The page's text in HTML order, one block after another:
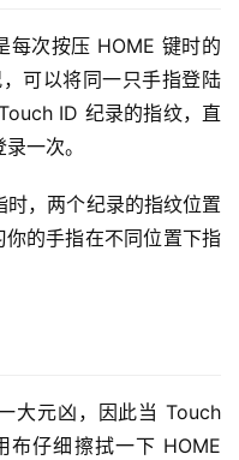
每次按压 HOME 键时的
可以将同一只手指登陆
ID 纪录的指纹，直
一次。
，两个纪录的指纹位置
的手指在不同位置下指
大元凶，因此当 Touch
布仔细擦拭一下 HOME